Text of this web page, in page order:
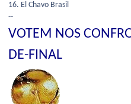
16. El Chavo Brasil
--
VOTEM NOS
DE-FINAL